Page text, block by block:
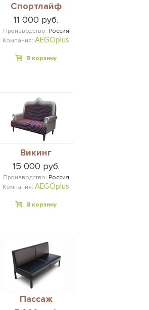
Спортлайф
11 000 руб.
Производство: Россия
Компания: AEGOplus
В корзину
Викинг
15 000 руб.
Производство: Россия
Компания: AEGOplus
В корзину
Пассаж